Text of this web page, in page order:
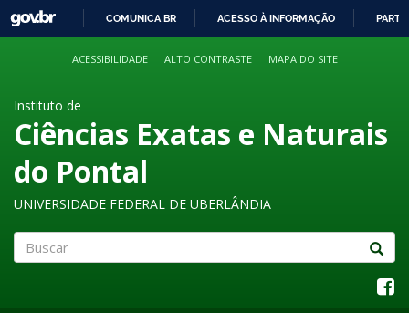
PARA
O
GOVBR
COMUNICA BR ACESSO À INFORMAÇÃO
ACESSIBILIDADE ALTO CONTRASTE MAPA DO SITE
Instituto de
Ciências Exatas e Naturais
do Pontal
UNIVERSIDADE FEDERAL DE UBERLÂNDIA